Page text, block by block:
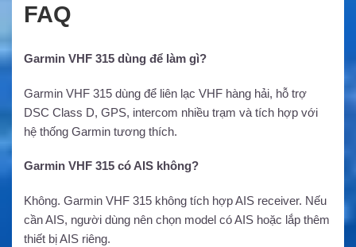
FAQ
Garmin VHF 315 dùng để làm gì?
Garmin VHF 315 dùng để liên lạc VHF hàng hải, hỗ trợ
DSC Class D, GPS, intercom nhiều trạm và tích hợp với
hệ thống Garmin tương thích.
Garmin VHF 315 có AIS không?
Không. Garmin VHF 315 không tích hợp AIS receiver. Nếu
cần AIS, người dùng nên chọn model có AIS hoặc lắp thêm
thiết bị AIS riêng.